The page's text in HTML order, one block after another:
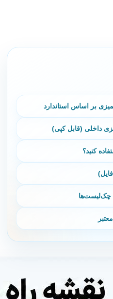
بر اساس استاندارد
داخلی (قابل کپی)
کنید؟
چک‌لیست‌ها